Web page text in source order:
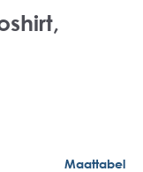
Maattabel